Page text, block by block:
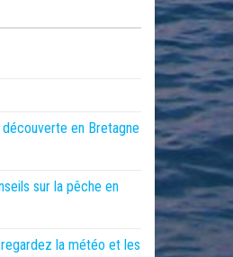
en Bretagne
sur la pêche en
la météo et les